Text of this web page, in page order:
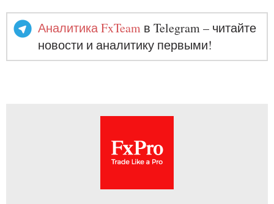
Аналитика FxTeam в Telegram – читайте
новости и аналитику первыми!